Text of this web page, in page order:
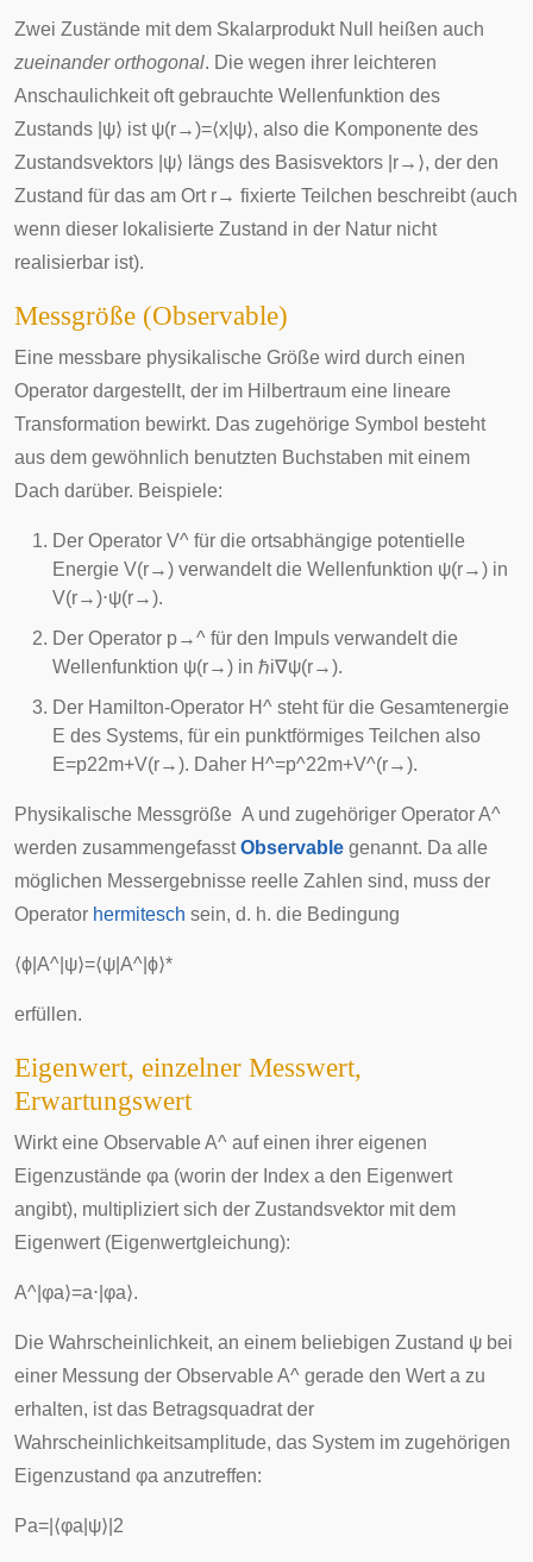
Zwei Zustände mit dem Skalarprodukt Null heißen auch
zueinander orthogonal. Die wegen ihrer leichteren
Anschaulichkeit oft gebrauchte Wellenfunktion des
Zustands ψ⟩ ist ψ(r→)=⟨x ψ⟩, also die Komponente des
Zustandsvektors ψ⟩ längs des Basisvektors r→ ⟩, der den
Zustand für das am Ort r→ fixierte Teilchen beschreibt (auch
wenn dieser lokalisierte Zustand in der Natur nicht
realisierbar ist).
Messgröße (Observable)
Eine messbare physikalische Größe wird durch einen
Operator dargestellt, der im Hilbertraum eine lineare
Transformation bewirkt. Das zugehörige Symbol besteht
aus dem gewöhnlich benutzten Buchstaben mit einem
Dach darüber. Beispiele:
Der Operator V^ für die ortsabhängige potentielle
Energie V(r→) verwandelt die Wellenfunktion ψ(r→) in
V(r→)⋅ψ(r→).
Der Operator p→^ für den Impuls verwandelt die
Wellenfunktion ψ(r→) in ℏi∇ψ(r→).
Der Hamilton-Operator H^ steht für die Gesamtenergie
E des Systems, für ein punktförmiges Teilchen also
E=p22m+V(r→). Daher H^=p^22m+V^(r→).
Physikalische Messgröße A und zugehöriger OperatorA^
werden zusammengefasstObservable genannt. Da alle
möglichen Messergebnisse reelle Zahlen sind, muss der
Operator hermitesch sein, d. h. die Bedingung
⟨ϕ A^ ψ⟩=⟨ψ A^ ϕ⟩*
erfüllen.
Eigenwert, einzelner Messwert,
Erwartungswert
Wirkt eine Observable A^ auf einen ihrer eigenen
Eigenzustände φa (worin der Index a den Eigenwert
angibt), multipliziert sich der Zustandsvektor mit dem
Eigenwert (Eigenwertgleichung):
A^ φa⟩=a⋅ φa⟩.
Die Wahrscheinlichkeit, an einem beliebigen Zustand ψ bei
einer Messung der Observable A^ gerade den Werta zu
erhalten, ist das Betragsquadrat der
Wahrscheinlichkeitsamplitude, das System im zugehörigen
Eigenzustand φa anzutreffen:
Pa= ⟨φa ψ⟩ 2